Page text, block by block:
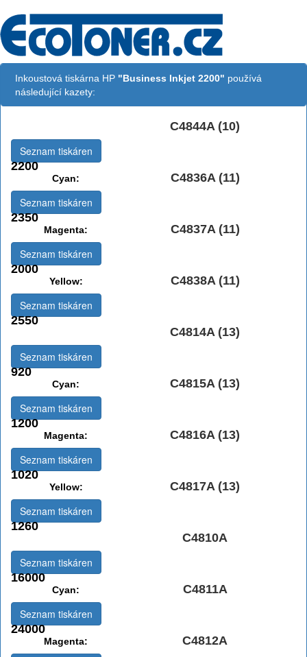
Inkoustová tiskárna HP "Business Inkjet 2200" používá
následující kazety:
C4844A (10)
2200
Seznam tiskáren
Cyan: C4836A (11)
2350
Seznam tiskáren
Magenta: C4837A (11)
2000
Seznam tiskáren
Yellow: C4838A (11)
2550
Seznam tiskáren
C4814A (13)
920
Seznam tiskáren
Cyan: C4815A (13)
1200
Seznam tiskáren
Magenta: C4816A (13)
1020
Seznam tiskáren
Yellow: C4817A (13)
1260
Seznam tiskáren
C4810A
16000
Seznam tiskáren
Cyan: C4811A
24000
Seznam tiskáren
Magenta: C4812A